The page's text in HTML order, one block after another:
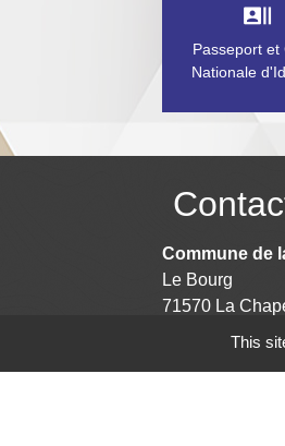
recent_actors
Passeport et
Nationale
Commune de
Le Bourg
71570 La
+33 3 85 36 70
This